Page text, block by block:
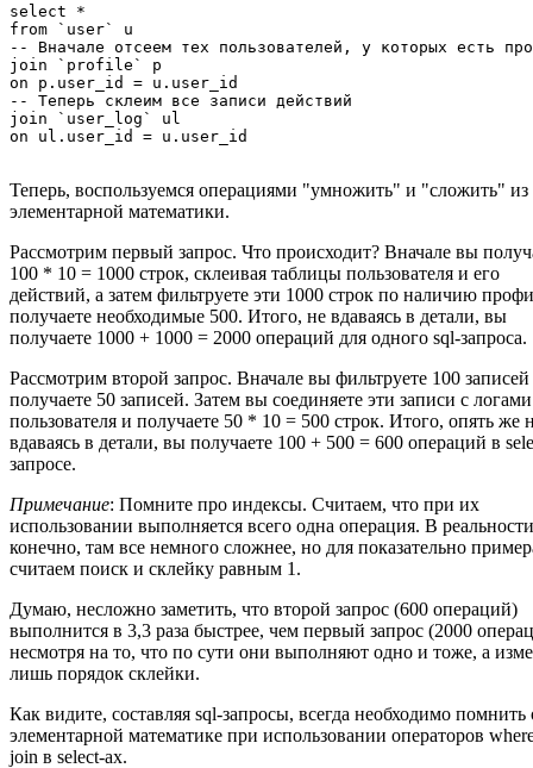
select *
from `user` u
-- Вначале отсеем тех пользователей, у которых есть
join `profile` p
on p.user_id = u.user_id
-- Теперь склеим все записи действий
join `user_log` ul
Теперь, воспользуемся операциями "умножить" и "сложить" из
элементарной математики.
Рассмотрим первый запрос. Что происходит? Вначале вы
100 * 10 = 1000 строк, склеивая таблицы пользователя и его
действий, а затем фильтруете эти 1000 строк по наличию
получаете необходимые 500. Итого, не вдаваясь в детали, вы
получаете 1000 + 1000 = 2000 операций для одного sql-запроса.
Рассмотрим второй запрос. Вначале вы фильтруете 100
получаете 50 записей. Затем вы соединяете эти записи с логами
пользователя и получаете 50 * 10 = 500 строк. Итого, опять же
вдаваясь в детали, вы получаете 100 + 500 = 600 операций в
запросе.
Примечание: Помните про индексы. Считаем, что при их
использовании выполняется всего одна операция. В
конечно, там все немного сложнее, но для показательно
считаем поиск и склейку равным 1.
Думаю, несложно заметить, что второй запрос (600 операций)
выполнится в 3,3 раза быстрее, чем первый запрос (2000
несмотря на то, что по сути они выполняют одно и тоже, а
лишь порядок склейки.
Как видите, составляя sql-запросы, всегда необходимо помнить
элементарной математике при использовании операторов
join в select-ах.